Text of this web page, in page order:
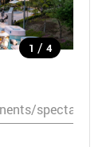
1 / 4
spectacles